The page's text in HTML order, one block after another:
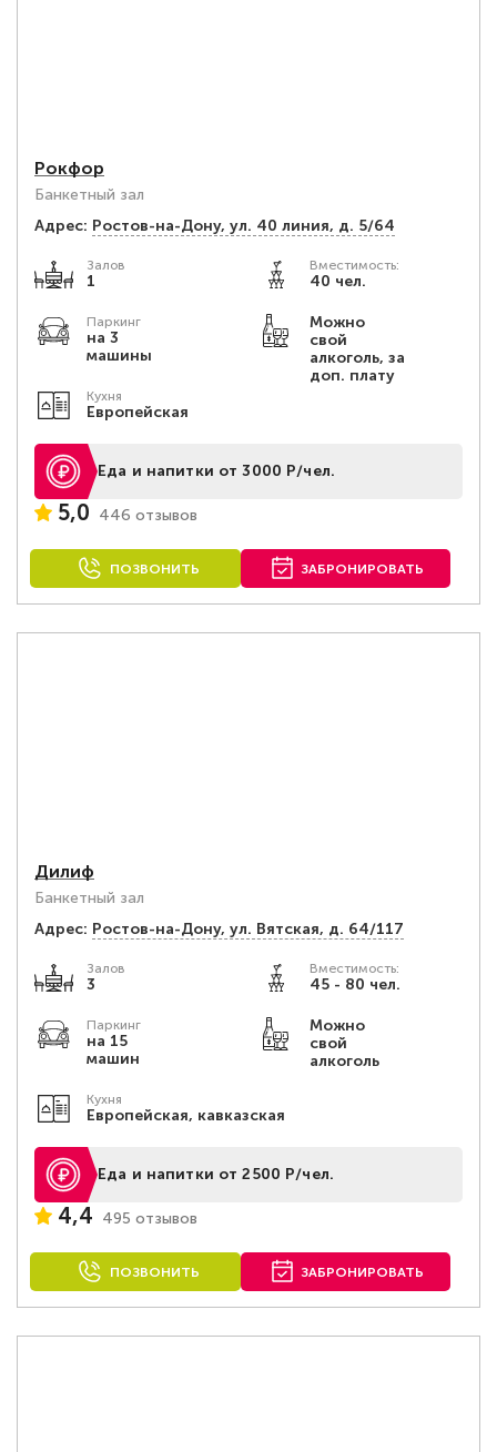
Рокфор
Банкетный зал
Адрес: Ростов-на-Дону, ул. 40 линия, д. 5/64
Залов
1
Вместимость:
40 чел.
Паркинг
на 3
машины
Можно
свой
алкоголь, за
доп. плату
Кухня
Европейская
Еда и напитки от 3000 Р/чел.
5,0 446 отзывов
ПОЗВОНИТЬ ЗАБРОНИРОВАТЬ
Дилиф
Банкетный зал
Адрес: Ростов-на-Дону, ул. Вятская, д. 64/117
Залов
3
Вместимость:
45 - 80 чел.
Паркинг
на 15
машин
Можно
свой
алкоголь
Кухня
Европейская, кавказская
Еда и напитки от 2500 Р/чел.
4,4 495 отзывов
ПОЗВОНИТЬ ЗАБРОНИРОВАТЬ